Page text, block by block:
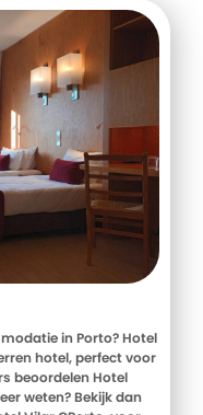
in Porto? Hotel
hotel, perfect voor
beoordelen Hotel
weten? Bekijk dan